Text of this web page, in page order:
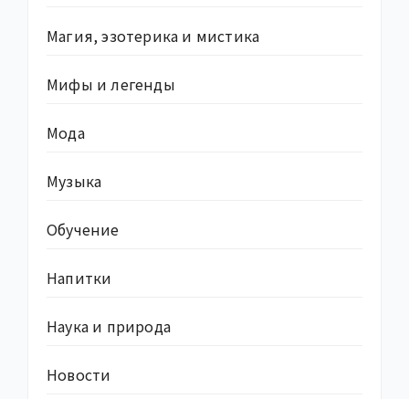
Магия, эзотерика и мистика
Мифы и легенды
Мода
Музыка
Обучение
Напитки
Наука и природа
Новости